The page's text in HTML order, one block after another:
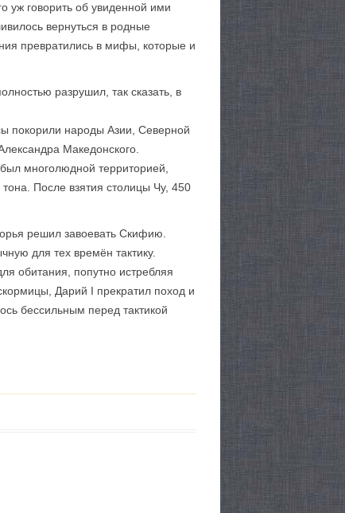
уж говорить об увиденной ими
вернуться в родные
превратились в мифы, которые и
разрушил, так сказать, в
покорили народы Азии, Северной
Македонского.
многолюдной территорией,
После взятия столицы Чу, 450
решил завоевать Скифию.
для тех времён тактику.
обитания, попутно истребляя
Дарий I прекратил поход и
бессильным перед тактикой